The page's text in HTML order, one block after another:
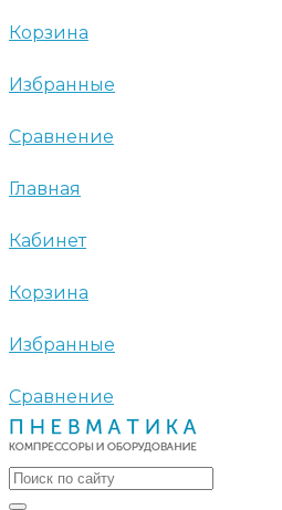
Корзина
Избранные
Сравнение
Главная
Кабинет
Корзина
Избранные
Сравнение